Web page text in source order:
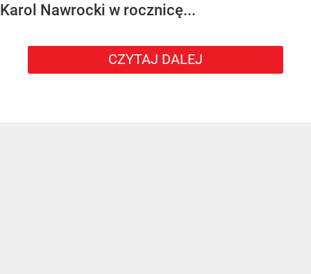
Karol Nawrocki w rocznicę...
CZYTAJ DALEJ